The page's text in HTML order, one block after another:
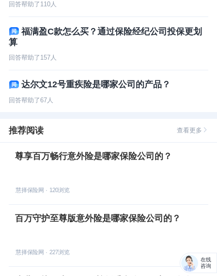
回答帮助了 110人
福满盈C款怎么买？通过保险经纪公司投保更划
算
回答帮助了 157人
达尔文12号重疾险是哪家公司的产品？
回答帮助了67人
推荐阅读 查看更多
尊享百万畅行意外险是哪家保险公司的？
慧择保险网 · 120浏览
百万守护至尊版意外险是哪家保险公司的？
慧择保险网 · 227浏览
在线
咨询